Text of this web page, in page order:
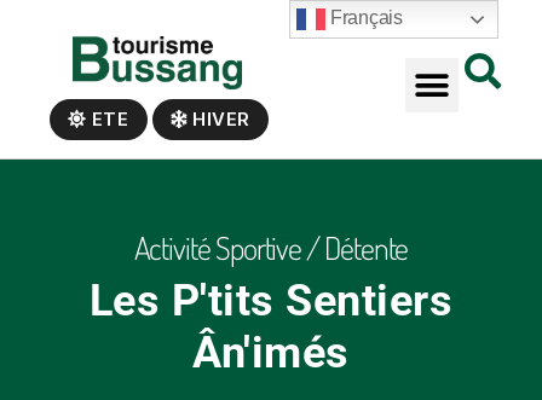
ETE HIVER
Activité Sportive / Détente
Les P'tits Sentiers
Ân'imés
Français
Panneau de gestion des cookies